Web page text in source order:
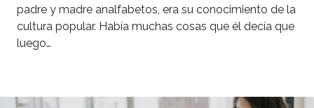
padre y madre analfabetos, era su conocimiento de la
cultura popular. Había muchas cosas que él decía que
luego…